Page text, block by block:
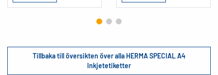
Tillbaka till översikten över alla HERMA SPECIAL A4
Inkjetetiketter